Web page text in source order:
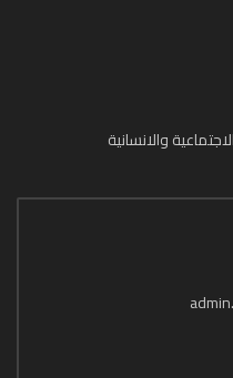
والانسانية